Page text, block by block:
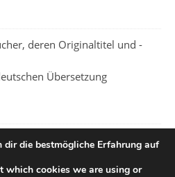
deren Originaltitel und -
Übersetzung
dir die bestmögliche Erfahrung auf
which cookies we are using or